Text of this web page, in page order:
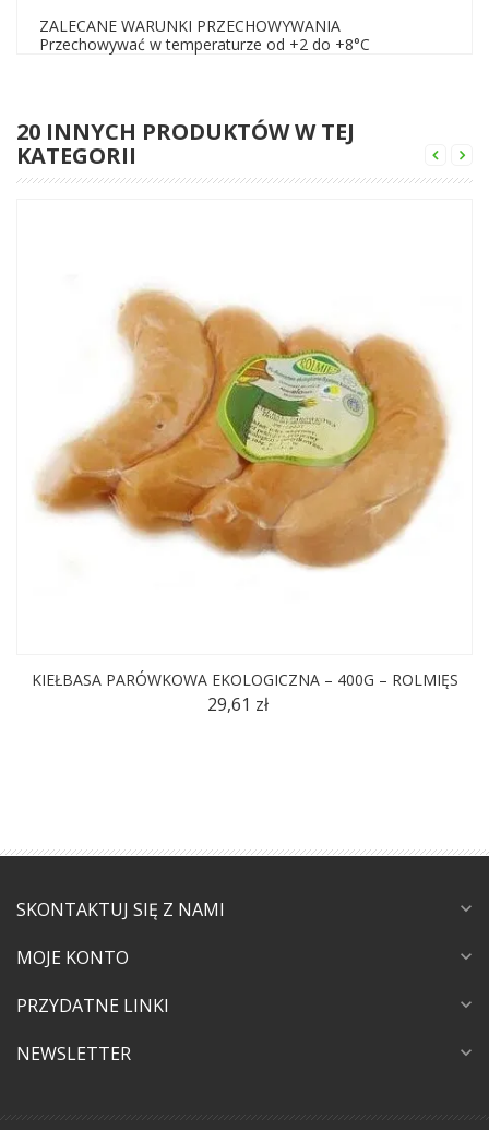
ZALECANE WARUNKI PRZECHOWYWANIA
Przechowywać w temperaturze od +2 do +8°C
20 INNYCH PRODUKTÓW W TEJ
KATEGORII
KIEŁBASA PARÓWKOWA EKOLOGICZNA – 400G – ROLMIĘS
29,61 zł
SKONTAKTUJ SIĘ Z NAMI expand_more
MOJE KONTO expand_more
PRZYDATNE LINKI expand_more
NEWSLETTER expand_more